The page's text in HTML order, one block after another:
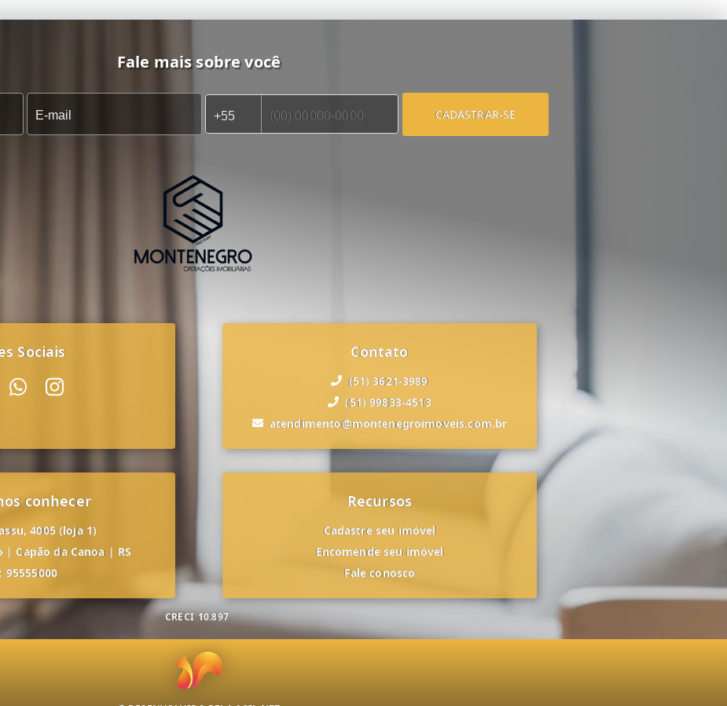
Fale mais sobre você
CADASTRAR-SE
Sociais Contato
(51) 3621-3989
(51) 99833-4513
atendimento@montenegroimoveis.com.br
conhecer
4005 (loja 1)
| Capão da Canoa | RS
95555000
Recursos
Cadastre seu imóvel
Encomende seu imóvel
Fale conosco
CRECI 10.897